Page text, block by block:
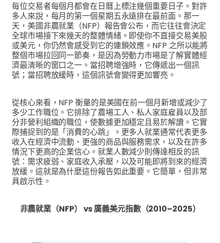
每位交易者每個月都會在日曆上標注幾個重要日子。對許
多人來說，每月的第一個星期五永遠排在最前面。那一
天，美國非農就業（NFP）報告會公布，而它往往會決定
全球市場接下來幾天的整體情緒。即使你不直接交易美股
或美元，你仍然會感受到它的連鎖效應。NFP 之所以能將
整個市場拉回同一節奏，是因為勞動力市場是了解實體經
濟最清晰的窗口之一。當招聘增強時，它傳遞出一個訊
號；當招聘放緩時，這個訊號會變得更加響亮。
從核心來看，NFP 衡量的是美國在前一個月新增或減少了
多少工作職位。它排除了農場工人、私人家庭雇員以及部
分非營利組織的職位，使數據更加穩定且易於解讀。它實
際捕捉到的是「消費的心跳」。更多人就業通常代表更多
收入在經濟中流動、更強的商品與服務需求，以及在許多
情況下更高的企業信心。就業人數減少則傳達相反的訊
號：需求疲弱、家庭收入承壓，以及可能即將到來的經濟
放緩。這就是為什麼這份報告如此重要。它簡單，但非常
具啟示性。
非農就業（NFP） vs 廣義美元指數（2010–2025）